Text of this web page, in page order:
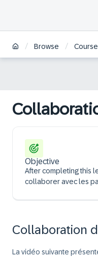
/ Browse /
Objective
After completing this
collaborer avec les
Collaboration
La vidéo suivante